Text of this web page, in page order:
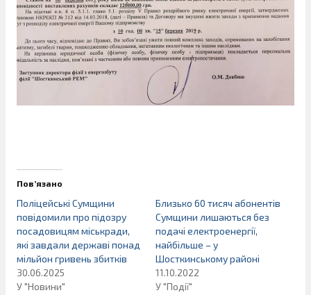
Пов’язано
Поліцейські Сумщини
повідомили про підозру
посадовицям міськради,
які завдали державі понад
мільйон гривень збитків
30.06.2025
У "Новини"
Близько 60 тисяч абонентів
Сумщини лишаються без
подачі електроенергії,
найбільше – у
Шосткинському районі
11.10.2022
У "Події"